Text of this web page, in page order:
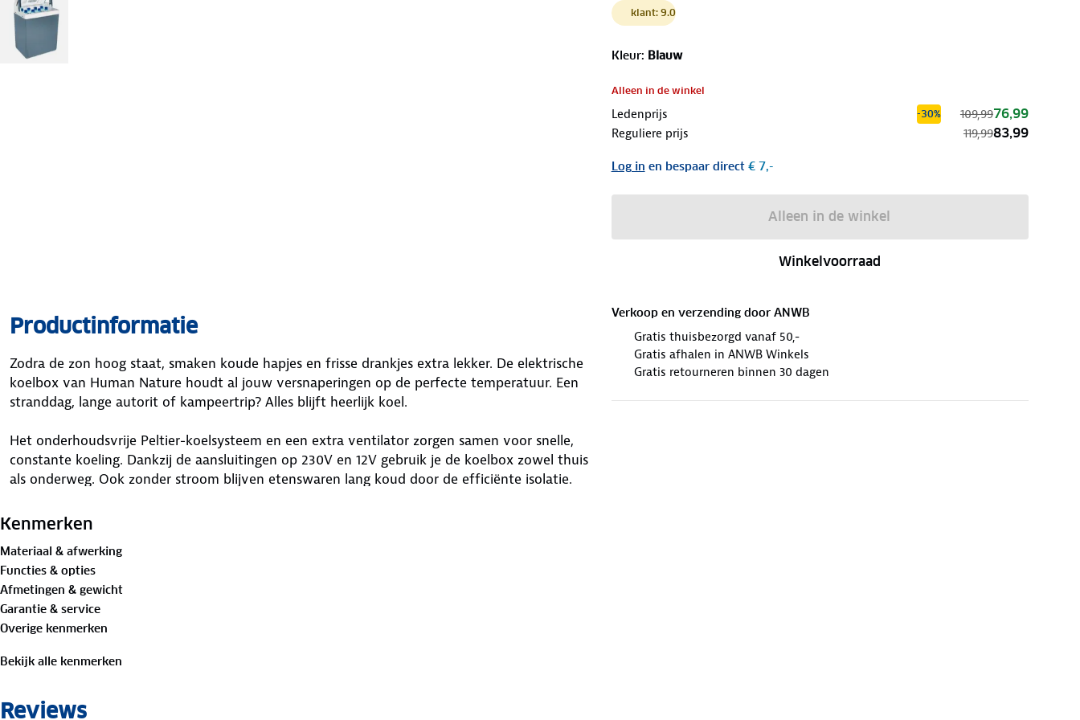
klant: 9.0
Kleur: Blauw
Alleen in de winkel
Ledenprijs -30% 109,9976,99
Reguliere prijs 119,9983,99
Log in en bespaar direct€ 7,-
Alleen in de winkel
Winkelvoorraad
Verkoop en verzending door ANWB
Gratis thuisbezorgd vanaf 50,-
Gratis afhalen in ANWB Winkels
Gratis retourneren binnen 30 dagen
Productinformatie
Zodra de zon hoog staat, smaken koude hapjes en frisse drankjes extra lekker. De elektrische
koelbox van Human Nature houdt al jouw versnaperingen op de perfecte temperatuur. Een
stranddag, lange autorit of kampeertrip? Alles blijft heerlijk koel.
Het onderhoudsvrije Peltier-koelsysteem en een extra ventilator zorgen samen voor snelle,
constante koeling. Dankzij de aansluitingen op 230V en 12V gebruik je de koelbox zowel thuis
als onderweg. Ook zonder stroom blijven etenswaren lang koud door de efficiënte isolatie.
Neem al je lekkernijen mee dankzij de inhoud van 29 liter. De ergonomische handgreep maakt
houdt producten langer vers. De koelbox werkt onder elke hellingshoek en blijft betrouwbaar
presteren.
De koelbox wordt geleverd met een omvormer voorzien van USB-A en USB-C aansluiting. Zo
sluit je hem eenvoudig aan op de 12V-aansluiting in de auto. Let op: bij gebruik via USB is de
koelprestatie lager dan bij de 12V-aansluiting. Na gebruik droog opbergen verlengt de
levensduur.
Specificaties koelbox:
Kenmerken
Materiaal & afwerking
Functies & opties
Afmetingen & gewicht
Garantie & service
Overige kenmerken
Bekijk alle kenmerken
Reviews